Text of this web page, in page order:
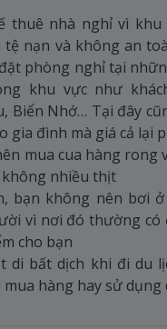
thuê nhà nghỉ vì khu
nạn và không an
phòng nghỉ tại
khu vực như
Biển Nhớ… Tại đây
gia đình mà giá cả lại
mua cua hàng rong
không nhiều thịt
bạn không nên bơi
vì nơi đó thường có
cho bạn
di bất dịch khi đi du
hàng hay sử dụng